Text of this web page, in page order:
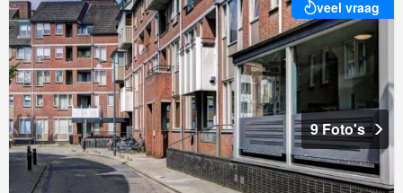
veel vraag
9 Foto's